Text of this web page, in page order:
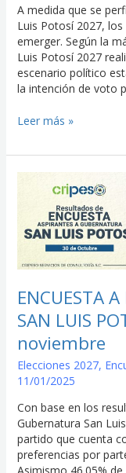
A medida que se
Luis Potosí 2027,
emerger. Según la
Luis Potosí 2027
escenario político
la intención de voto
Leer más »
ENCUESTA
SAN LUIS
noviembre
Elecciones 2027,
11/01/2025
Con base en los
Gubernatura San
partido que cuenta
preferencias por
GUBERNATURA
de
LUIS
POTOSÍ
2027:
1
noviembre